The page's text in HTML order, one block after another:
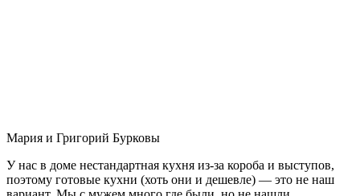
Мария и Григорий Бурковы
У нас в доме нестандартная кухня из-за короба и выступов,
поэтому готовые кухни (хоть они и дешевле) — это не наш